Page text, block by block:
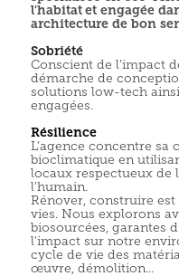
l'habitat et engagée
architecture de bon
Sobriété
Conscient de l’impact
démarche de
solutions low-tech
engagées.
Résilience
L’agence concentre
bioclimatique en
locaux respectueux de
l'humain.
Rénover, construire
vies. Nous explorons
biosourcées, garantes
l'impact sur notre
cycle de vie des
œuvre, démolition...